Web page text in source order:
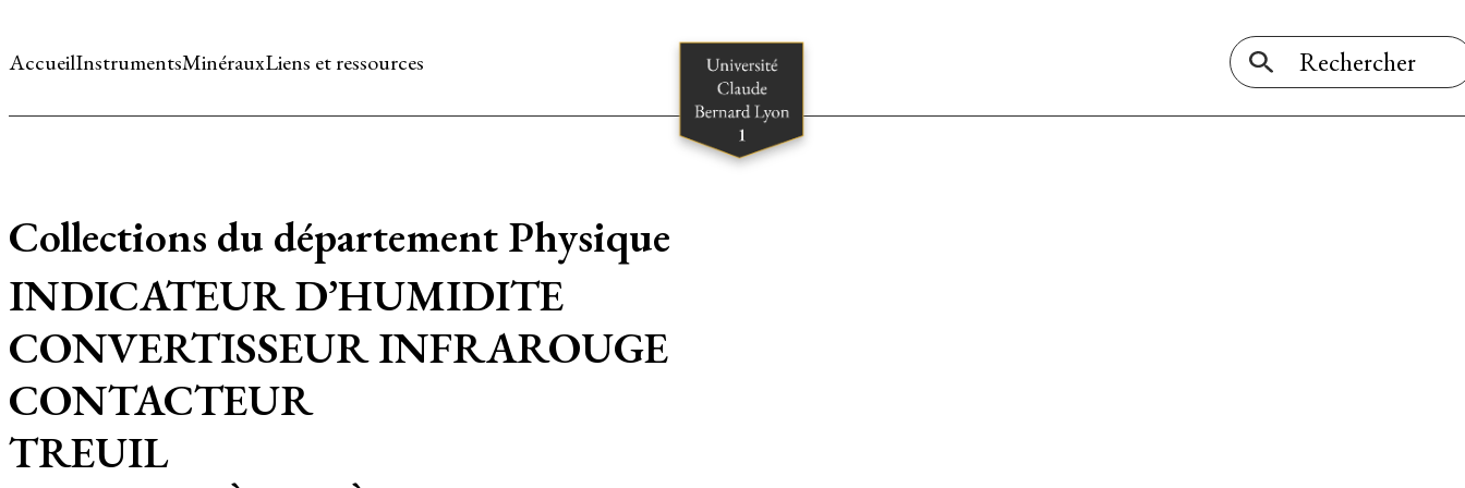
AccueilInstrumentsMinérauxLiens et ressources
Collections du département Physique
INDICATEUR D’HUMIDITE
CONVERTISSEUR INFRAROUGE
CONTACTEUR
TREUIL